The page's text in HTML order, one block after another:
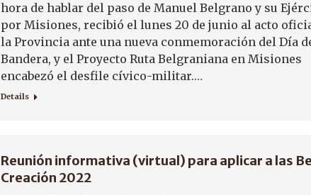
hora de hablar del paso de Manuel Belgrano y su
por Misiones, recibió el lunes 20 de junio al acto
la Provincia ante una nueva conmemoración del Día
Bandera, y el Proyecto Ruta Belgraniana en Misiones
encabezó el desfile cívico-militar.…
Details
Reunión informativa (virtual) para aplicar a las
Creación 2022